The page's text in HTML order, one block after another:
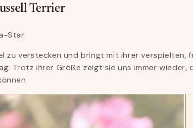
Terrier
Star.
zu verstecken und bringt mit ihrer verspielten,
Trotz ihrer Größe zeigt sie uns immer wieder,